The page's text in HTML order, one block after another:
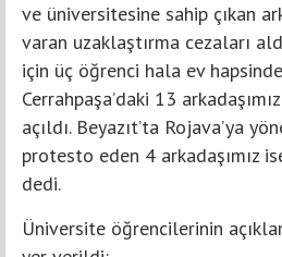
ve üniversitesine sahip çıkan
varan uzaklaştırma cezaları
için üç öğrenci hala ev
Cerrahpaşa’daki 13
açıldı. Beyazıt’ta Rojava’ya
protesto eden 4 arkadaşımız
dedi.
Üniversite öğrencilerinin